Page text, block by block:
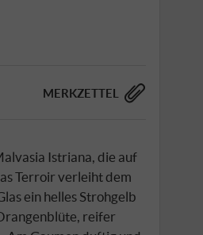
MERKZETTEL
Istriana, die auf
Terroir verleiht dem
ein helles Strohgelb
reifer